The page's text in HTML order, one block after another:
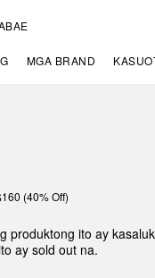
MGA BRAND
(40% Off)
produktong ito ay
ay sold out na.